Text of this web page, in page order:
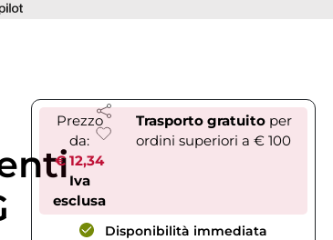
Prezzo
da:
€ 12,34
Iva
esclusa
Trasporto gratuitoper
ordini superiori a € 100
Disponibilità immediata